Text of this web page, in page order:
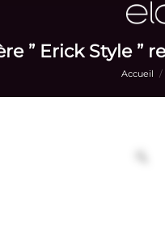
” Erick Style ”
Accueil /